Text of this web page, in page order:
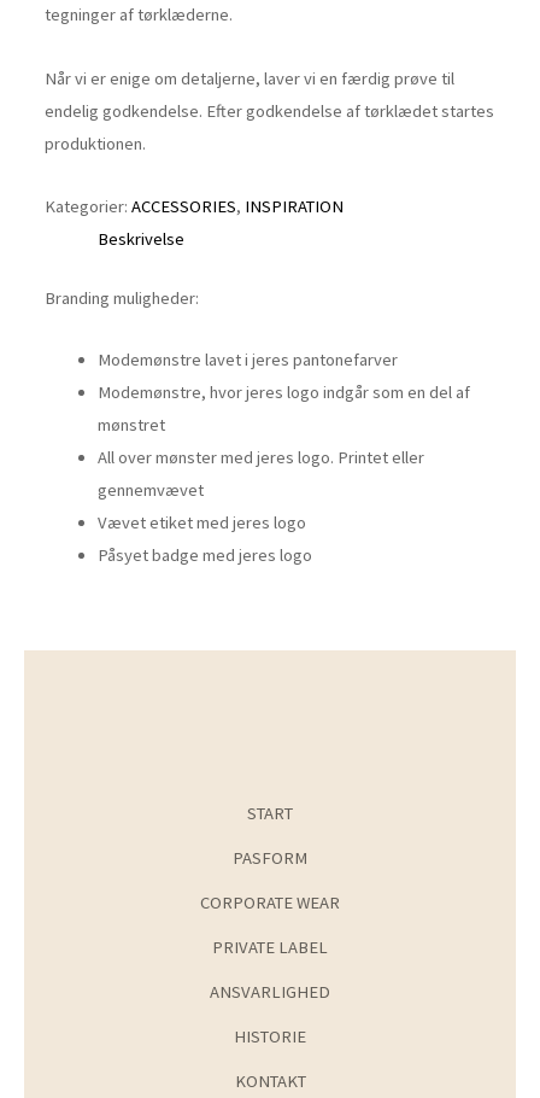
tegninger af tørklæderne.
Når vi er enige om detaljerne, laver vi en færdig prøve til
endelig godkendelse. Efter godkendelse af tørklædet startes
produktionen.
Kategorier:ACCESSORIES, INSPIRATION
Beskrivelse
Branding muligheder:
Modemønstre lavet i jeres pantonefarver
Modemønstre, hvor jeres logo indgår som en del af
mønstret
All over mønster med jeres logo. Printet eller
gennemvævet
Vævet etiket med jeres logo
Påsyet badge med jeres logo
START
PASFORM
CORPORATE WEAR
PRIVATE LABEL
ANSVARLIGHED
HISTORIE
KONTAKT